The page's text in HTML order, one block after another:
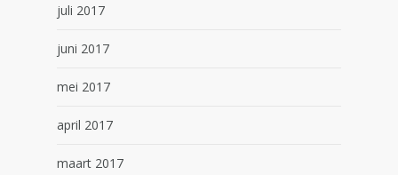
juli 2017
juni 2017
mei 2017
april 2017
maart 2017